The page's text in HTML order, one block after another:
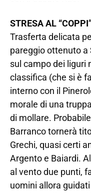
STRESA AL
Trasferta delicata
pareggio ottenuto
sul campo dei liguri
classifica (che si è
interno con il
morale di una
di mollare.
Barranco tornerà
Grechi, quasi certi
Argento e Baiardi.
al vento due punti,
uomini allora